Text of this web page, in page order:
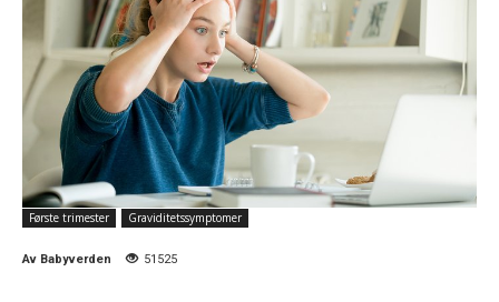
Første trimester Graviditetssymptomer
Av Babyverden 51525